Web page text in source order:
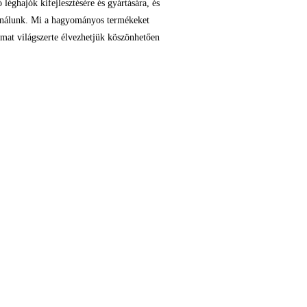
kifejlesztésére és gyártására, és
Mi a hagyományos termékeket
világszerte élvezhetjük köszönhetően